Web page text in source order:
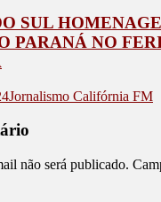
SUL
PARANÁ NO
Jornalismo Califórnia FM
não será publicado.